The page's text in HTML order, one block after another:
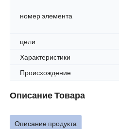
номер элемента
цели
Характеристики
Происхождение
Описание Товара
Описание продукта